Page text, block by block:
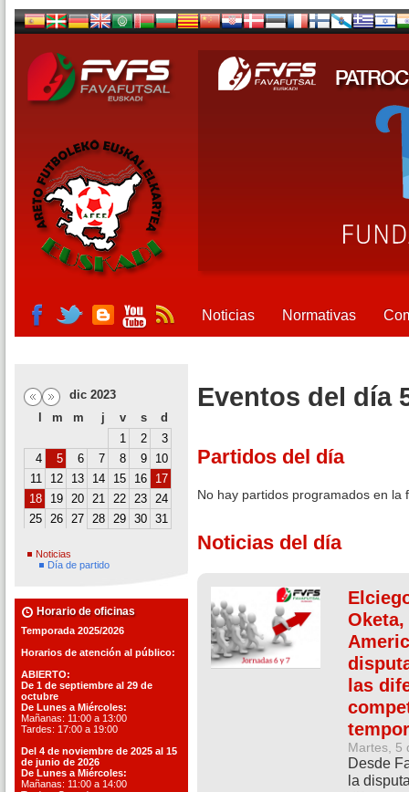
Noticias Normativas
dic 2023
m m j v s
d
1
2
3
4
5 6 7 8 9
10
11
12 13 14 15 16
17
18
19 20 21 22 23 24
25 26 27 28 29 30 31
Noticias
Día de partido
Horario de oficinas
Temporada 2025/2026
Horarios de atención al público:
ABIERTO:
De 1 de septiembre al 29 de
octubre
De Lunes a Miércoles:
Mañanas: 11:00 a 13:00
Tardes: 17:00 a 19:00
Del 4 de noviembre de 2025 al 15
de junio de 2026
De Lunes a Miércoles:
Mañanas: 11:00 a 14:00
Eventos del día
Partidos del día
No hay partidos programados en la
Noticias del día
las
Martes, 5
Desde
la